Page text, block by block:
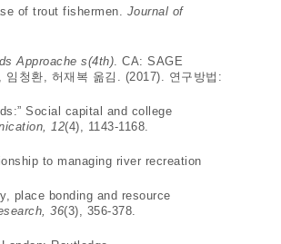
of trout fishermen. Journal of
Approache s(4th). CA: SAGE
청환, 허재복 옮김. (2017). 연구방법:
Social capital and college
12(4), 1143-1168.
to managing river recreation
place bonding and resource
36(3), 356-378.